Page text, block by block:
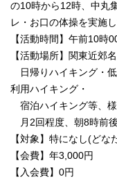
の10時から12時、中丸
レ・お口の体操を実施し
【活動時間】午前10時
【活動場所】関東近郊
日帰りハイキング・
利用ハイキング・
宿泊ハイキング等、様
月2回程度、朝8時前
【対象】特になし(どな
【会費】年3,000円
【入会費】0円